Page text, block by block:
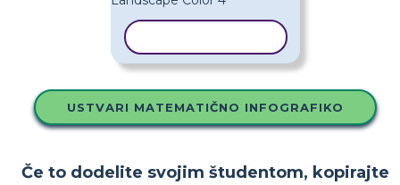
USTVARI MATEMATIČNO INFOGRAFIKO
Če to dodelite svojim študentom, kopirajte